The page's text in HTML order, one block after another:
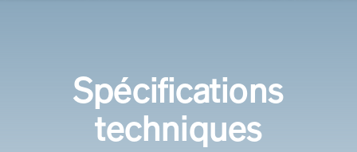
Spécifications
techniques